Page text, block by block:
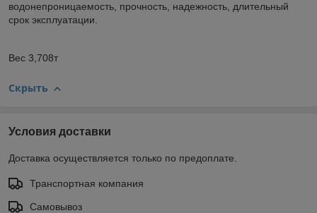
водонепроницаемость, прочность, надежность, длительный
срок эксплуатации.
Вес 3,708т
Скрыть
Условия доставки
Доставка осуществляется только по предоплате.
Транспортная компания
Самовывоз